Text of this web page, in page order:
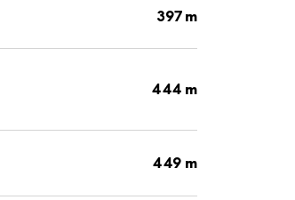
397 m
444 m
449 m